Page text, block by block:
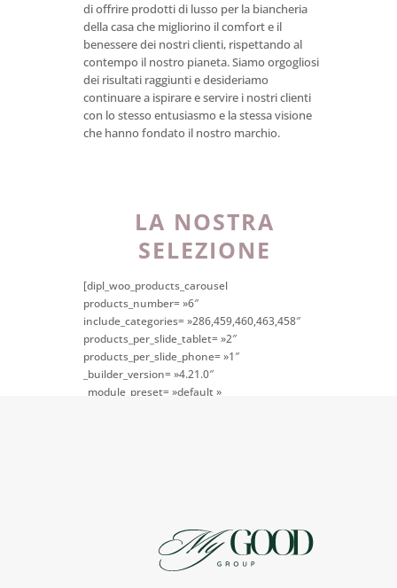
di offrire prodotti di lusso per la biancheria
della casa che migliorino il comfort e il
benessere dei nostri clienti, rispettando al
contempo il nostro pianeta. Siamo orgogliosi
dei risultati raggiunti e desideriamo
continuare a ispirare e servire i nostri clienti
con lo stesso entusiasmo e la stessa visione
che hanno fondato il nostro marchio.
LA NOSTRA
SELEZIONE
[dipl_woo_products_carousel
products_number= »6″
include_categories= »286,459,460,463,458″
products_per_slide_tablet= »2″
products_per_slide_phone= »1″
_builder_version= »4.21.0″
_module_preset= »default »